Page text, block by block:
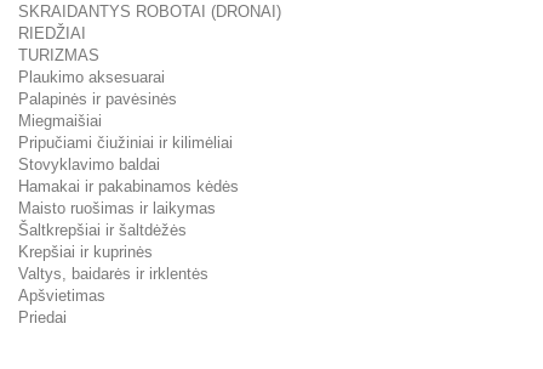
SKRAIDANTYS ROBOTAI (DRONAI)
RIEDŽIAI
TURIZMAS
Plaukimo aksesuarai
Palapinės ir pavėsinės
Miegmaišiai
Pripučiami čiužiniai ir kilimėliai
Stovyklavimo baldai
Hamakai ir pakabinamos kėdės
Maisto ruošimas ir laikymas
Šaltkrepšiai ir šaltdėžės
Krepšiai ir kuprinės
Valtys, baidarės ir irklentės
Apšvietimas
Priedai